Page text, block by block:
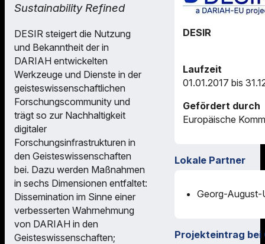
Sustainability Refined
DESIR steigert die Nutzung
und Bekanntheit der in
DARIAH entwickelten
Werkzeuge und Dienste in der
geisteswissenschaftlichen
Forschungscommunity und
trägt so zur Nachhaltigkeit
digitaler
Forschungsinfrastrukturen in
den Geisteswissenschaften
bei. Dazu werden Maßnahmen
in sechs Dimensionen entfaltet:
Dissemination im Sinne einer
verbesserten Wahrnehmung
von DARIAH in den
Geisteswissenschaften;
DESIR
Laufzeit
01.01.2017 bis
Gefördert durch
Europäische
Lokale Partner
Georg-August-
Projekteintrag bei